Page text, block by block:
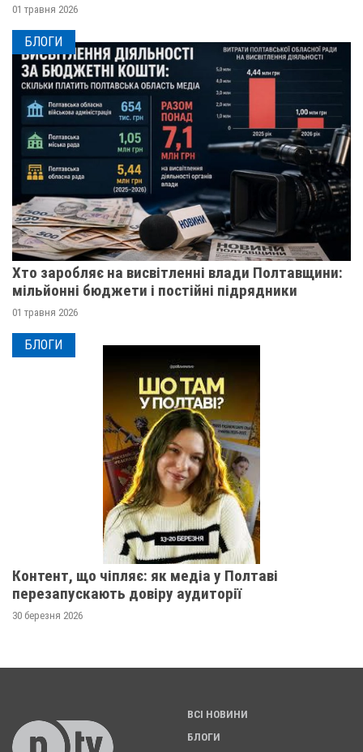
01 травня 2026
БЛОГИ
Хто заробляє на висвітленні влади Полтавщини:
мільйонні бюджети і постійні підрядники
01 травня 2026
БЛОГИ
Контент, що чіпляє: як медіа у Полтаві
перезапускають довіру аудиторії
30 березня 2026
ВСІ НОВИНИ
БЛОГИ